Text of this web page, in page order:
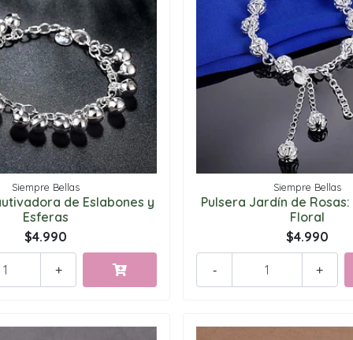
Siempre Bellas
de Eslabones y
Esferas
$4.990
+
Siempre Bellas
Pulsera Jardín de
Floral
$4.990
+
-